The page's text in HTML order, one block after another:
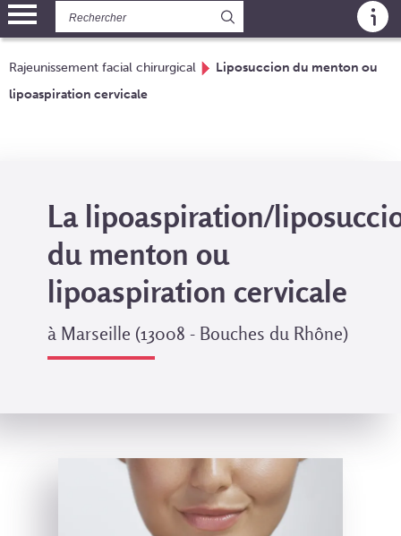
Rajeunissement facial chirurgical
Liposuccion du menton ou
lipoaspiration cervicale
La lipoaspiration/
du menton ou
lipoaspiration cervicale
à Marseille (13008 - Bouches du Rhône)
Panneau de gestion des cookies